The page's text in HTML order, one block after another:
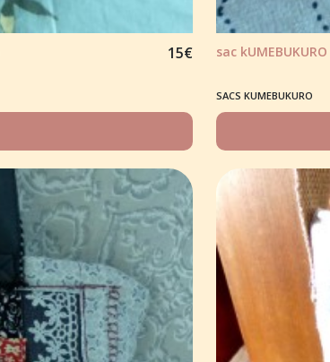
15€ sac
SACS KUMEBUKURO